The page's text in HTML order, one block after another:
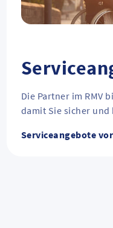
Die Partner im RMV
damit Sie sicher
Serviceangebote